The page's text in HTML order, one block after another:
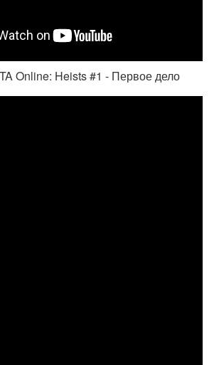
Online: Heists #1 - Первое дело